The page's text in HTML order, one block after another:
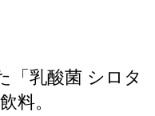
「乳酸菌 シロタ
料。